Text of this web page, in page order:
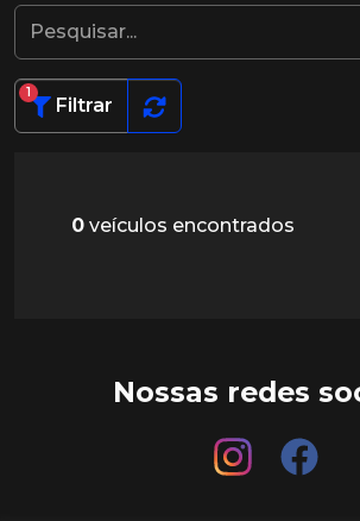
Filtrar
1
0 veículos encontrados
Nossas redes